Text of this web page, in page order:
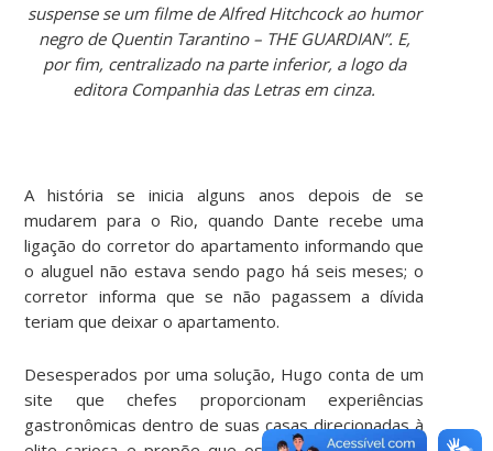
suspense se um filme de Alfred Hitchcock ao humor
negro de Quentin Tarantino – THE GUARDIAN”. E,
por fim, centralizado na parte inferior, a logo da
editora Companhia das Letras em cinza.
A história se inicia alguns anos depois de se
mudarem para o Rio, quando Dante recebe uma
ligação do corretor do apartamento informando que
o aluguel não estava sendo pago há seis meses; o
corretor informa que se não pagassem a dívida
teriam que deixar o apartamento.
Desesperados por uma solução, Hugo conta de um
site que chefes proporcionam experiências
gastronômicas dentro de suas casas direcionadas à